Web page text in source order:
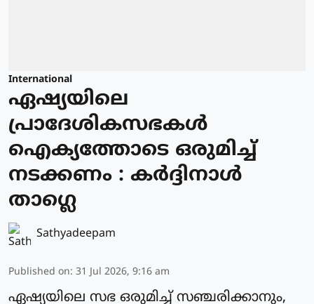
International
ഏഷ്യയിലെ
പ്രാദേശികസഭകള്‍
ഐക്യത്തോടെ ഒരുമിച്ച്
നടക്കണം : കര്‍ദ്ദിനാള്‍
താഗ്ലെ
Sathyadeepam
Published on: 31 Jul 2026, 9:16 am
ഏഷ്യയിലെ സഭ ഒരുമിച്ച് സഞ്ചരിക്കാനും,